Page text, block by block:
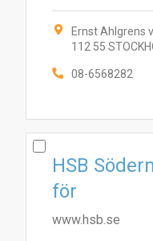
Ernst Ahlgrens
112 55
08-6568282
HSB
för
www.hsb.se